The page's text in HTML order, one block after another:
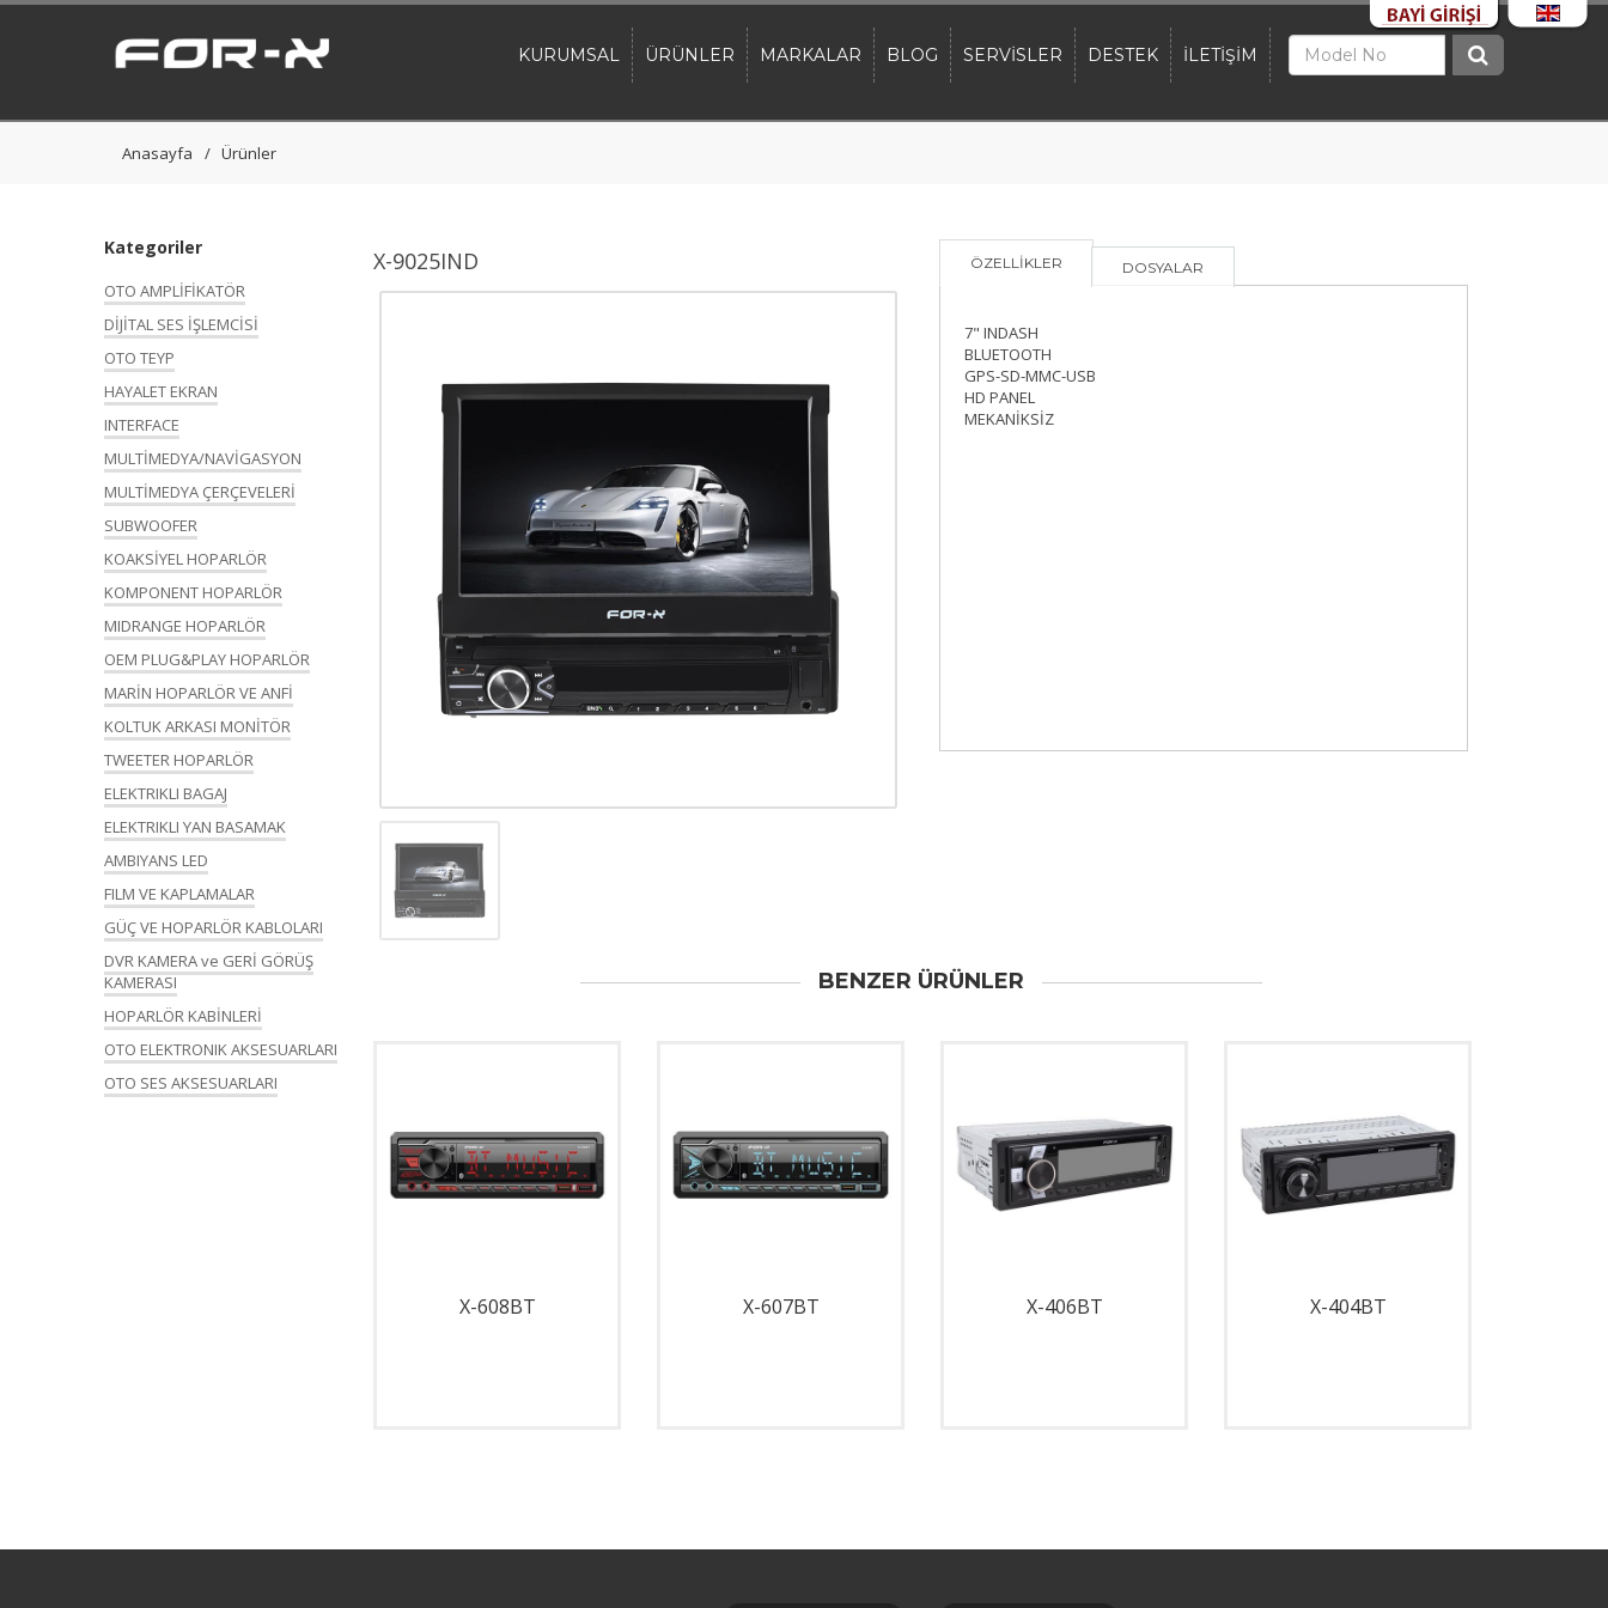
KURUMSAL ÜRÜNLER MARKALAR BLOG SERVİSLER DESTEK İLETİŞİM
Anasayfa Ürünler
Kategoriler
OTO AMPLİFİKATÖR
DİJİTAL SES İŞLEMCİSİ
OTO TEYP
HAYALET EKRAN
INTERFACE
MULTİMEDYA/NAVİGASYON
MULTİMEDYA ÇERÇEVELERİ
SUBWOOFER
KOAKSİYEL HOPARLÖR
KOMPONENT HOPARLÖR
MIDRANGE HOPARLÖR
OEM PLUG&PLAY HOPARLÖR
MARİN HOPARLÖR VE ANFİ
KOLTUK ARKASI MONİTÖR
TWEETER HOPARLÖR
ELEKTRIKLI BAGAJ
ELEKTRIKLI YAN BASAMAK
AMBIYANS LED
FILM VE KAPLAMALAR
GÜÇ VE HOPARLÖR KABLOLARI
DVR KAMERA ve GERİ GÖRÜŞ
KAMERASI
HOPARLÖR KABİNLERİ
OTO ELEKTRONIK AKSESUARLARI
OTO SES AKSESUARLARI
X-9025IND ÖZELLİKLER DOSYALAR
7" INDASH
BLUETOOTH
GPS-SD-MMC-USB
HD PANEL
MEKANİKSİZ
BENZER ÜRÜNLER
X-608BT X-607BT X-406BT X-404BT